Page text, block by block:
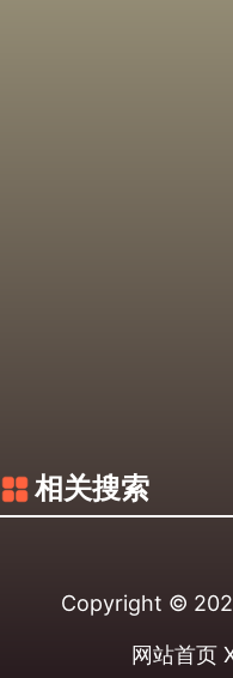
相关搜索
Copyright ©
网站首页